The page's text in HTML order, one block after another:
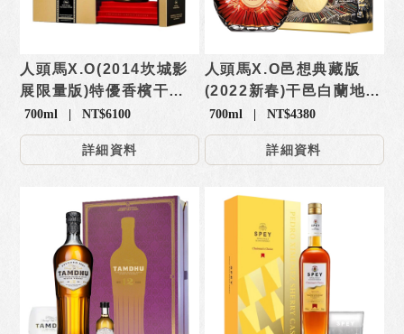
人頭馬X.O(2014坎城影
展限量版)特優香檳干邑
白蘭地【禮盒】
700ml | NT$6100
詳細資料
人頭馬X.O邑想典藏版
(2022新春)干邑白蘭地
【禮盒】
700ml | NT$4380
詳細資料